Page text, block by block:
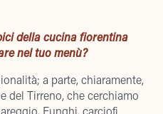
della cucina fiorentina
nel tuo menù?
a parte, chiaramente,
del Tirreno, che cerchiamo
Funghi, carciofi